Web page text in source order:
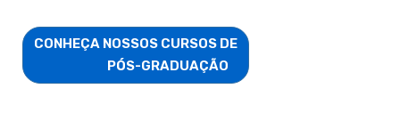
CONHEÇA NOSSOS CURSOS DE
                        PÓS-GRADUAÇÃO